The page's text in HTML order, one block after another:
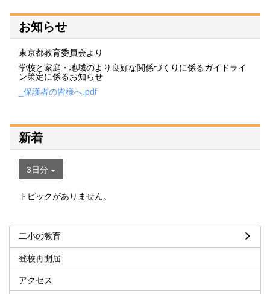
お知らせ
東京都教育委員会より
学校と家庭・地域のより良好な関係づくりに係るガイドライ
ン策定に係るお知らせ
_保護者の皆様へ.pdf
新着
3日分
トピックがありません。
二小の教育
登校再開届
アクセス